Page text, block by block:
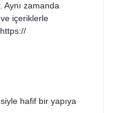
zamanda
içeriklerle
hafif bir yapıya